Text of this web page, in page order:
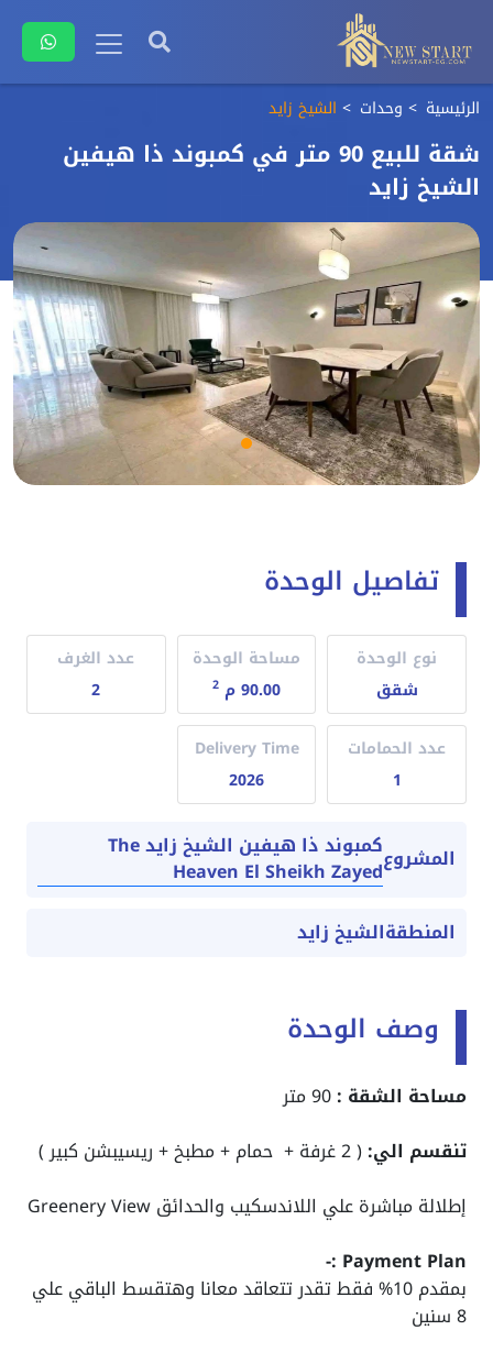
الرئيسية وحدات الشيخ زايد
شقة للبيع 90 متر في كمبوند ذا هيفين
الشيخ زايد
تفاصيل الوحدة
نوع الوحدة
شقق
مساحة الوحدة
90.00 م
2
عدد الغرف
2
عدد الحمامات
1
Delivery Time
2026
المشروع كمبوند ذا هيفين الشيخ زايد The
Heaven El Sheikh Zayed
المنطقةالشيخ زايد
وصف الوحدة
مساحة الشقة :90 متر
تنقسم الي:( 2 غرفة + حمام + مطبخ + ريسيبشن كبير )
إطلالة مباشرة علي اللاندسكيب والحدائق Greenery View
Payment Plan :-
بمقدم 10% فقط تقدر تتعاقد معانا وهتقسط الباقي علي
8 سنين